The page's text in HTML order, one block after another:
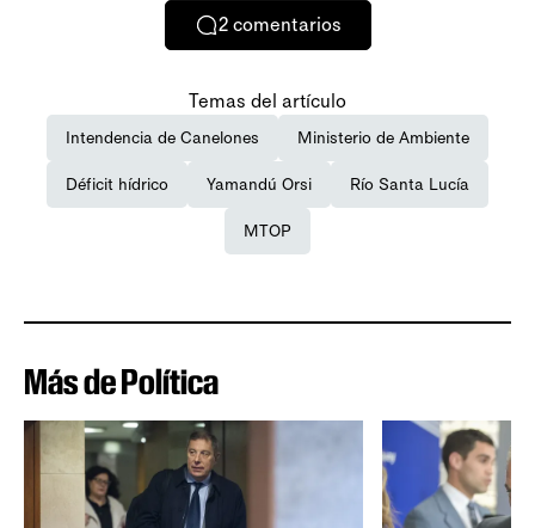
2 comentarios
Temas del artículo
Intendencia de Canelones Ministerio de Ambiente
Déficit hídrico Yamandú Orsi Río Santa Lucía
MTOP
Más de Política